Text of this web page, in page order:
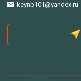
keynb101@yandex.ru